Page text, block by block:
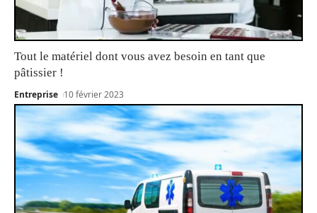
Tout le matériel dont vous avez besoin en tant que
pâtissier !
Entreprise 10 février 2023